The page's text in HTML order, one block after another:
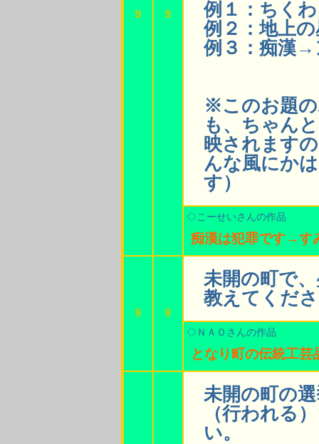
9 9
例１：ちく
例２：地上
例３：痴漢→
※このお題
も、ちゃん
映されます
んな風にか
す）
◇こーせいさんの作品
痴漢は犯罪です→す
9 9
未開の町で
教えてくだ
◇ＮＡＯさんの作品
となり町の伝統工
未開の町の
（行われる
い。